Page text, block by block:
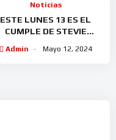
Noticias
ESTE LUNES 13 ES EL
CUMPLE DE STEVIE
Admin Mayo 12, 2024